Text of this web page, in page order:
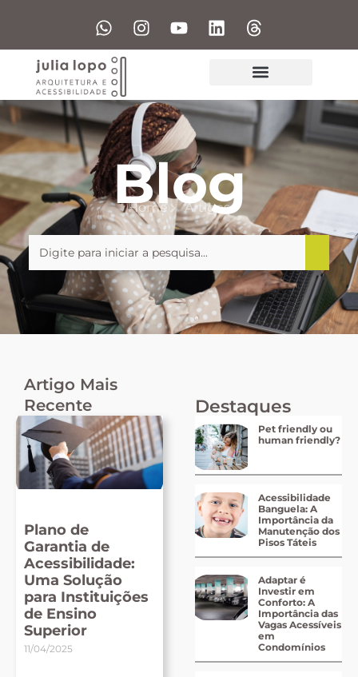
Blog
Home Artigos
Artigo Mais
Recente
Plano de
Garantia de
Acessibilidade:
Uma Solução
para Instituições
de Ensino
Superior
11/04/2025
Destaques
Pet friendly ou
human friendly?
Acessibilidade
Banguela: A
Importância da
Manutenção dos
Pisos Táteis
Adaptar é
Investir em
Conforto: A
Importância das
Vagas Acessíveis
em
Condomínios